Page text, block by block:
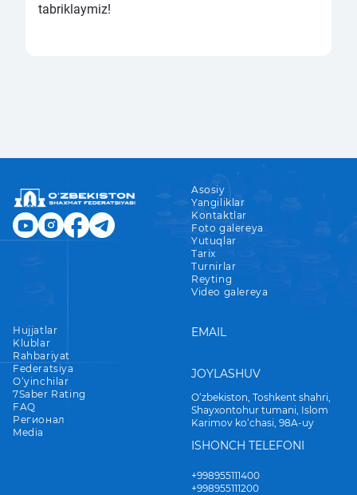
tabriklaymiz!
Asosiy
Yangiliklar
Kontaktlar
Foto galereya
Yutuqlar
Tarix
Turnirlar
Reyting
Video galereya
Hujjatlar
Klublar
Rahbariyat
Federatsiya
O‘yinchilar
7Saber Rating
FAQ
Регионал
Media
EMAIL
JOYLASHUV
O‘zbekiston, Toshkent shahri,
Shayxontohur tumani, Islom
Karimov ko‘chasi, 98A-uy
ISHONCH TELEFONI
+998955111400
+998955111200